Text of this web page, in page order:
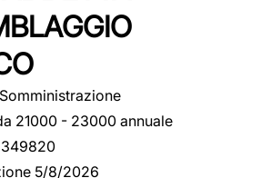
Somministrazione
21000 - 23000 annuale
349820
5/8/2026